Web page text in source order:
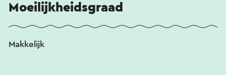
Moeilijkheidsgraad
Makkelijk